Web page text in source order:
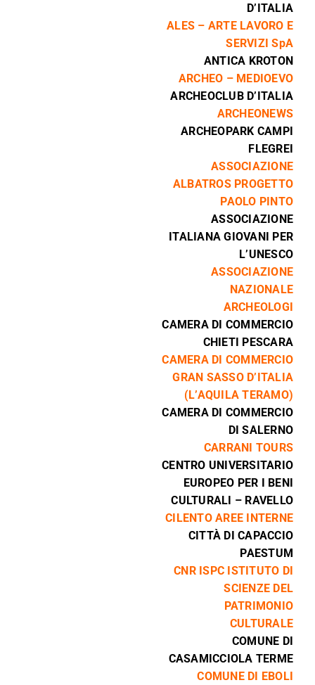
D’ITALIA
ALES – ARTE LAVORO E
SERVIZI SpA
ANTICA KROTON
ARCHEO – MEDIOEVO
ARCHEOCLUB D’ITALIA
ARCHEONEWS
ARCHEOPARK CAMPI
FLEGREI
ASSOCIAZIONE
ALBATROS PROGETTO
PAOLO PINTO
ASSOCIAZIONE
ITALIANA GIOVANI PER
L’UNESCO
ASSOCIAZIONE
NAZIONALE
ARCHEOLOGI
CAMERA DI COMMERCIO
CHIETI PESCARA
CAMERA DI COMMERCIO
GRAN SASSO D’ITALIA
(L’AQUILA TERAMO)
CAMERA DI COMMERCIO
DI SALERNO
CARRANI TOURS
CENTRO UNIVERSITARIO
EUROPEO PER I BENI
CULTURALI – RAVELLO
CILENTO AREE INTERNE
CITTÀ DI CAPACCIO
PAESTUM
CNR ISPC ISTITUTO DI
SCIENZE DEL
PATRIMONIO
CULTURALE
COMUNE DI
CASAMICCIOLA TERME
COMUNE DI EBOLI